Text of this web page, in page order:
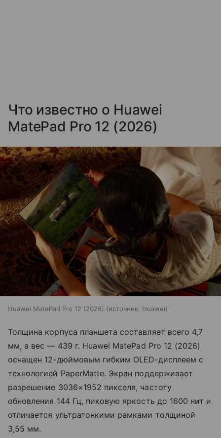
Что известно о Huawei
MatePad Pro 12 (2026)
Huawei MatePad Pro 12 (2026) источник: Huawei
Толщина корпуса планшета составляет всего 4,7
мм, а вес — 439 г. Huawei MatePad Pro 12 (2026)
оснащен 12-дюймовым гибким OLED-дисплеем с
технологией PaperMatte. Экран поддерживает
разрешение 3036×1952 пикселя, частоту
обновления 144 Гц, пиковую яркость до 1600 нит и
отличается ультратонкими рамками толщиной
3,55 мм.